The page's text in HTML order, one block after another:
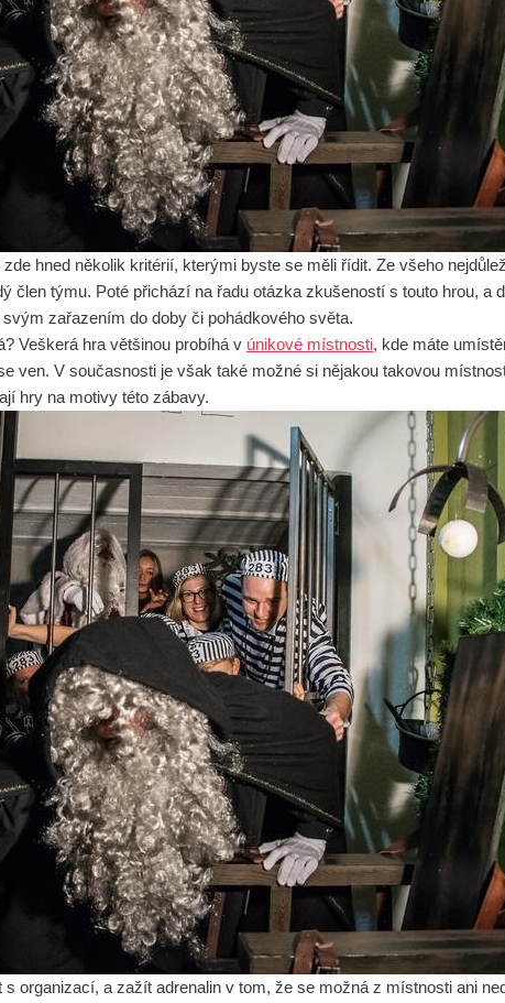
hned několik kritérií, kterými byste se měli řídit. Ze všeho
člen týmu. Poté přichází na řadu otázka zkušeností s touto hrou, a
zařazením do doby či pohádkového světa.
Veškerá hra většinou probíhá v únikové místnosti, kde máte
ven. V současnosti je však také možné si nějakou takovou
hry na motivy této zábavy.
organizací, a zažít adrenalin v tom, že se možná z místnosti ani